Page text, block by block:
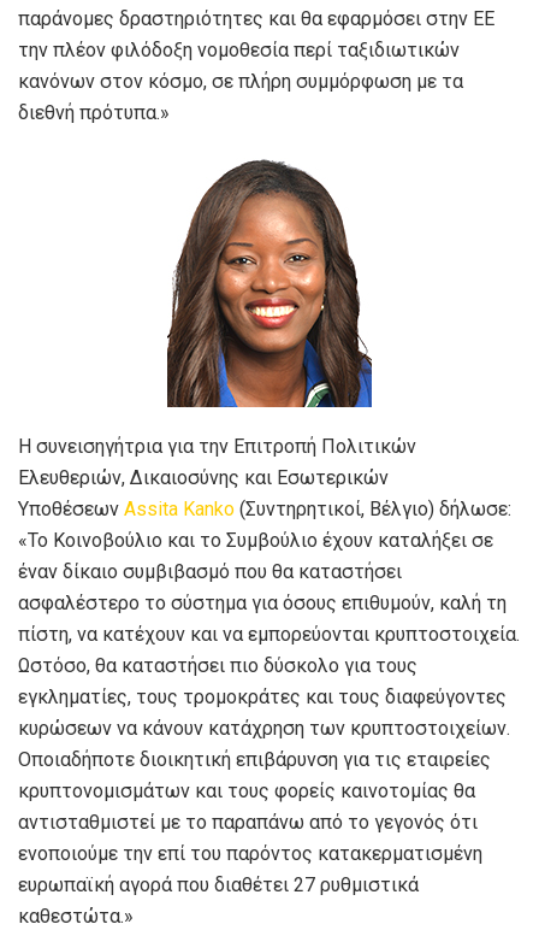
παράνομες δραστηριότητες και θα εφαρμόσει στην ΕΕ
την πλέον φιλόδοξη νομοθεσία περί ταξιδιωτικών
κανόνων στον κόσμο, σε πλήρη συμμόρφωση με τα
διεθνή πρότυπα.»
Η συνεισηγήτρια για την Επιτροπή Πολιτικών
Ελευθεριών, Δικαιοσύνης και Εσωτερικών
Υποθέσεων Assita Kanko (Συντηρητικοί, Βέλγιο) δήλωσε:
«Το Κοινοβούλιο και το Συμβούλιο έχουν καταλήξει σε
έναν δίκαιο συμβιβασμό που θα καταστήσει
ασφαλέστερο το σύστημα για όσους επιθυμούν, καλή τη
πίστη, να κατέχουν και να εμπορεύονται κρυπτοστοιχεία.
Ωστόσο, θα καταστήσει πιο δύσκολο για τους
εγκληματίες, τους τρομοκράτες και τους διαφεύγοντες
κυρώσεων να κάνουν κατάχρηση των κρυπτοστοιχείων.
Οποιαδήποτε διοικητική επιβάρυνση για τις εταιρείες
κρυπτονομισμάτων και τους φορείς καινοτομίας θα
αντισταθμιστεί με το παραπάνω από το γεγονός ότι
ενοποιούμε την επί του παρόντος κατακερματισμένη
ευρωπαϊκή αγορά που διαθέτει 27 ρυθμιστικά
καθεστώτα.»